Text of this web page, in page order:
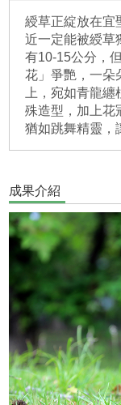
綬草正綻放在宜
近一定能被綬草
有10-15公分，
花」爭艷，一朵
上，宛如青龍
殊造型，加上花
猶如跳舞精靈，
成果介紹